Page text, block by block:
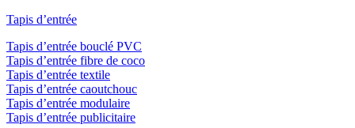
Tapis d’entrée
Tapis d’entrée bouclé PVC
Tapis d’entrée fibre de coco
Tapis d’entrée textile
Tapis d’entrée caoutchouc
Tapis d’entrée modulaire
Tapis d’entrée publicitaire